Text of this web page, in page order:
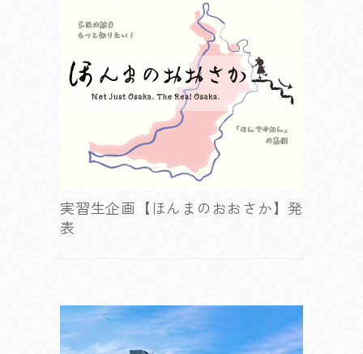
実習生企画【ほんまのおおさか】発
表